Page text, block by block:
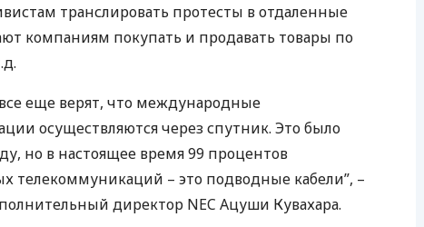
транслировать протесты в отдаленные
компаниям покупать и продавать товары по
еще верят, что международные
осуществляются через спутник. Это было
но в настоящее время 99 процентов
телекоммуникаций – это подводные кабели”, –
директор NEC Ацуши Кувахара.